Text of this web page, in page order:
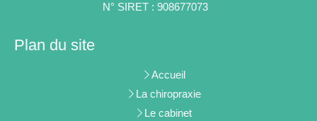
N° SIRET : 908677073
Plan du site
Accueil
La chiropraxie
Le cabinet